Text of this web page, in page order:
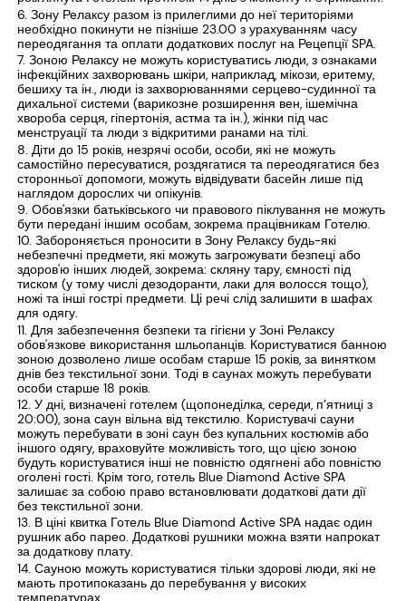
Зону Релаксу разом із прилеглими до неї територіями
необхідно покинути не пізніше 23.00 з урахуванням часу
переодягання та оплати додаткових послуг на Рецепції SPA.
Зоною Релаксу не можуть користуватись люди, з ознаками
інфекційних захворювань шкіри, наприклад, мікози, еритему,
бешиху та ін., люди із захворюваннями серцево-судинної та
дихальної системи (варикозне розширення вен, ішемічна
хвороба серця, гіпертонія, астма та ін.), жінки під час
менструації та люди з відкритими ранами на тілі.
Діти до 15 років, незрячі особи, особи, які не можуть
самостійно пересуватися, роздягатися та переодягатися без
сторонньої допомоги, можуть відвідувати басейн лише під
наглядом дорослих чи опікунів.
Обов'язки батьківського чи правового піклування не можуть
бути передані іншим особам, зокрема працівникам Готелю.
Забороняється проносити в Зону Релаксу будь-які
небезпечні предмети, які можуть загрожувати безпеці або
здоров'ю інших людей, зокрема: скляну тару, ємності під
тиском (у тому числі дезодоранти, лаки для волосся тощо),
ножі та інші гострі предмети. Ці речі слід залишити в шафах
для одягу.
Для забезпечення безпеки та гігієни у Зоні Релаксу
обов'язкове використання шльопанців. Користуватися банною
зоною дозволено лише особам старше 15 років, за винятком
днів без текстильної зони. Тоді в саунах можуть перебувати
особи старше 18 років.
У дні, визначені готелем (щопонеділка, середи, п’ятниці з
20:00), зона саун вільна від текстилю. Користувачі сауни
можуть перебувати в зоні саун без купальних костюмів або
іншого одягу, враховуйте можливість того, що цією зоною
будуть користуватися інші не повністю одягнені або повністю
оголені гості. Крім того, готель Blue Diamond Active SPA
залишає за собою право встановлювати додаткові дати дії
без текстильної зони.
В ціні квитка Готель Blue Diamond Active SPA надає один
рушник або парео. Додаткові рушники можна взяти напрокат
за додаткову плату.
Сауною можуть користуватися тільки здорові люди, які не
мають протипоказань до перебування у високих
температурах.